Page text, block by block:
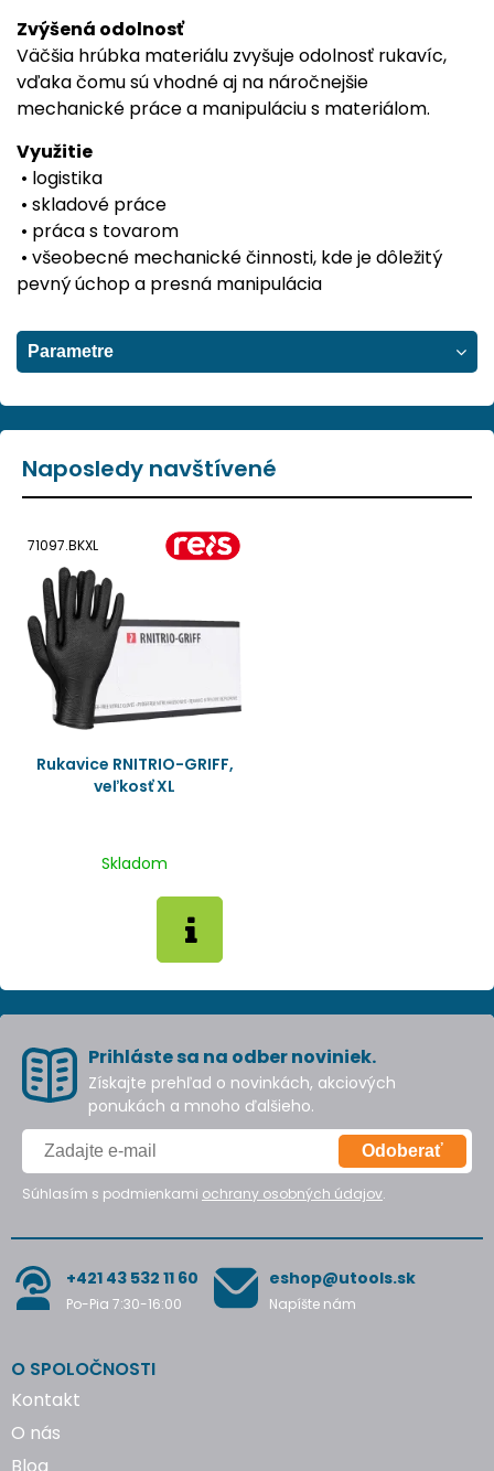
Zvýšená odolnosť
Väčšia hrúbka materiálu zvyšuje odolnosť rukavíc,
vďaka čomu sú vhodné aj na náročnejšie
mechanické práce a manipuláciu s materiálom.
Využitie
• logistika
• skladové práce
• práca s tovarom
• všeobecné mechanické činnosti, kde je dôležitý
pevný úchop a presná manipulácia
Parametre
Naposledy navštívené
71097.BKXL
Rukavice RNITRIO-GRIFF,
veľkosť XL
Skladom
Prihláste sa na odber noviniek.
Získajte prehľad o novinkách, akciových
ponukách a mnoho ďalšieho.
Odoberať
Súhlasím s podmienkami ochrany osobných údajov.
+421 43 532 11 60
Po-Pia 7:30-16:00
eshop@utools.sk
Napíšte nám
O SPOLOČNOSTI
Kontakt
O nás